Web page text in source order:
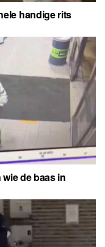
handige rits
de baas in